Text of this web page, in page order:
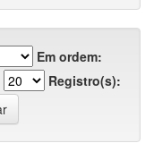
Em ordem:
Registro(s):